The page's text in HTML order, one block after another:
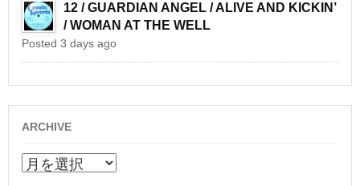
12 / GUARDIAN ANGEL / ALIVE AND KICKIN’
/ WOMAN AT THE WELL
Posted 3 days ago
ARCHIVE
ARCHIVE